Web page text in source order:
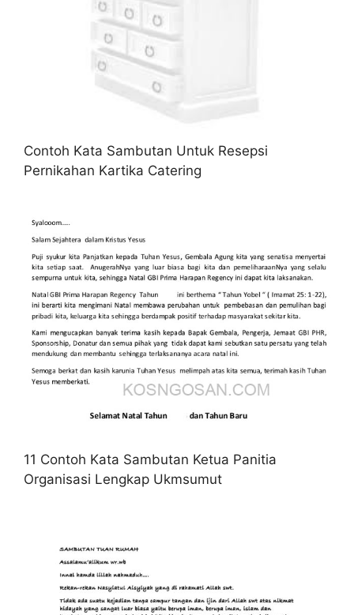
Contoh Kata Sambutan Untuk Resepsi
Pernikahan Kartika Catering
11 Contoh Kata Sambutan Ketua Panitia
Organisasi Lengkap Ukmsumut